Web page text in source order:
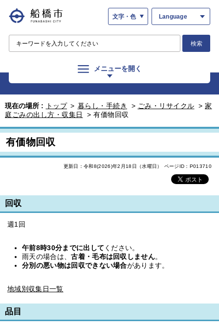
文字・色 Language
検索
メニューを開く
現在の場所 : トップ > 暮らし・手続き > ごみ・リサイクル > 家
庭ごみの出し方・収集日
> 有価物回収
有価物回収
更新日：令和8(2026)年2月18日（水曜日） ページID：P013710
回収
週1回
午前8時30分までに出して ください。
雨天の場合は、古着・毛布は回収しません。
分別の悪い物は回収できない場合があります。
地域別収集日一覧
品目